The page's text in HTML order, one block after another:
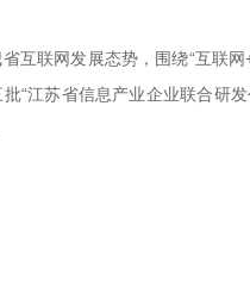
互联网发展态势，围绕“互联网
“江苏省信息产业企业联合研